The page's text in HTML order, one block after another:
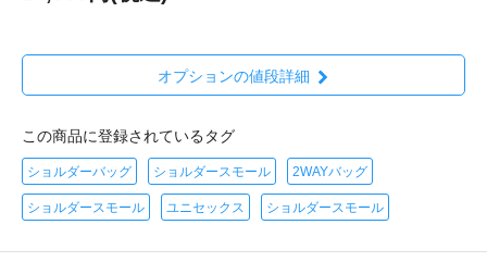
オプションの値段詳細
この商品に登録されているタグ
ショルダーバッグ ショルダースモール 2WAYバッグ
ショルダースモール ユニセックス ショルダースモール